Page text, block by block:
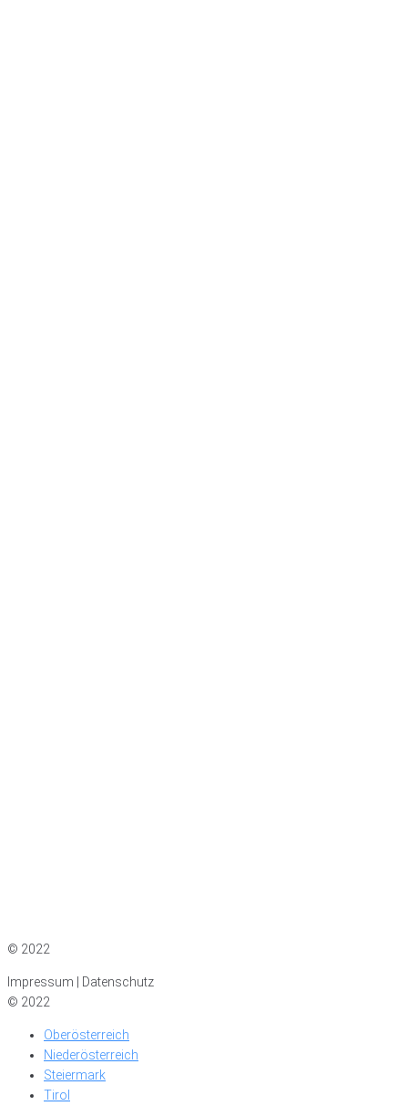
© 2022
Impressum | Datenschutz
© 2022
Oberösterreich
Niederösterreich
Steiermark
Tirol